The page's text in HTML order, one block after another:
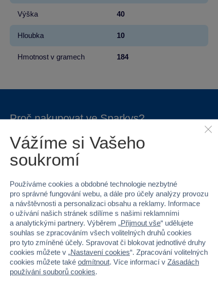
Výška 40
Hloubka 10
Hmotnost v gramech 184
Proč nakupovat ve Sparkys?
Nejširší sortiment na
trhu
40 kamenných
prodejen v ČR
Vážíme si Vašeho
soukromí
Používáme cookies a obdobné technologie nezbytné
pro správné fungování webu, a dále pro účely analýzy provozu
a návštěvnosti a personalizaci obsahu a reklamy. Informace
o užívání našich stránek sdílíme s našimi reklamními
a analytickými partnery. Výběrem „Přijmout vše“ udělujete
souhlas se zpracováním všech volitelných druhů cookies
pro tyto zmíněné účely. Spravovat či blokovat jednotlivé druhy
cookies můžete v „Nastavení cookies“. Zpracování volitelných
cookies můžete také odmítnout. Více informací v Zásadách
používání souborů cookies.